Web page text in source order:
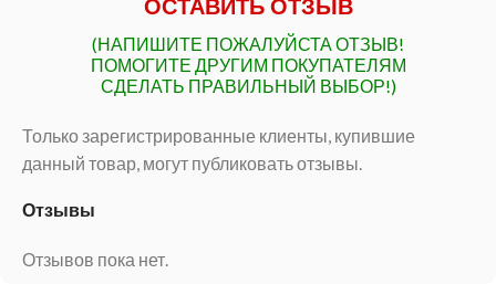
ОСТАВИТЬ ОТЗЫВ
(НАПИШИТЕ ПОЖАЛУЙСТА ОТЗЫВ!
ПОМОГИТЕ ДРУГИМ ПОКУПАТЕЛЯМ
СДЕЛАТЬ ПРАВИЛЬНЫЙ ВЫБОР!)
Отзывы
Отзывов пока нет.
Только зарегистрированные клиенты, купившие
данный товар, могут публиковать отзывы.